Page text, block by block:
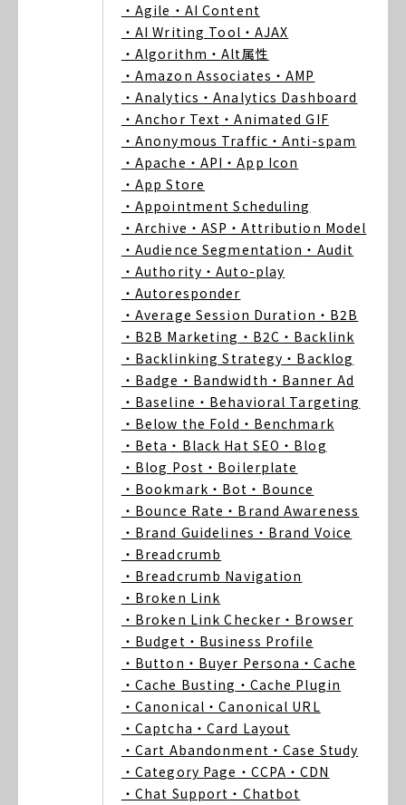
・Agile ・AI Content
・AI Writing Tool ・AJAX
・Algorithm ・Alt属性
・Amazon Associates ・AMP
・Analytics ・Analytics Dashboard
・Anchor Text ・Animated GIF
・Anonymous Traffic ・Anti-spam
・Apache ・API ・App Icon
・App Store
・Appointment Scheduling
・Archive ・ASP ・Attribution Model
・Audience Segmentation ・Audit
・Authority ・Auto-play
・Autoresponder
・Average Session Duration ・B2B
・B2B Marketing ・B2C ・Backlink
・Backlinking Strategy ・Backlog
・Badge ・Bandwidth ・Banner Ad
・Baseline ・Behavioral Targeting
・Below the Fold ・Benchmark
・Beta ・Black Hat SEO ・Blog
・Blog Post ・Boilerplate
・Bookmark ・Bot ・Bounce
・Bounce Rate ・Brand Awareness
・Brand Guidelines ・Brand Voice
・Breadcrumb
・Breadcrumb Navigation
・Broken Link
・Broken Link Checker ・Browser
・Budget ・Business Profile
・Button ・Buyer Persona ・Cache
・Cache Busting ・Cache Plugin
・Canonical ・Canonical URL
・Captcha ・Card Layout
・Cart Abandonment ・Case Study
・Category Page ・CCPA ・CDN
・Chat Support ・Chatbot